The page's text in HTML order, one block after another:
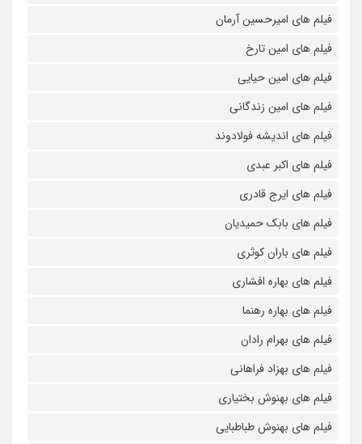
فیلم های امیرحسین آرمان
فیلم های امین تارخ
فیلم های امین حیایی
فیلم های امین زندگانی
فیلم های اندیشه فولادوند
فیلم های اکبر عبدی
فیلم های ایرج قادری
فیلم های بابک حمیدیان
فیلم های باران کوثری
فیلم های بهاره افشاری
فیلم های بهاره رهنما
فیلم های بهرام رادان
فیلم های بهزاد فراهانی
فیلم های بهنوش بختیاری
فیلم های بهنوش طباطبایی